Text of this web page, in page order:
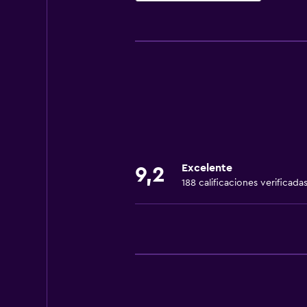
Wifi gratis
Calefacción
Mascotas permitidas bajo
9,2 Excelente
188 calificaciones verificadas